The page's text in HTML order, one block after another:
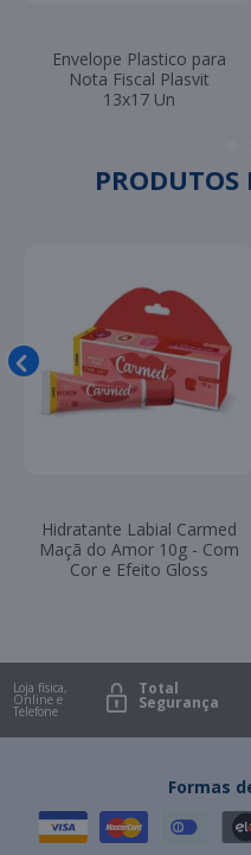
Envelope Plastico para
Nota Fiscal Plasvit
13x17 Un
PRODUTOS
Hidratante Labial Carmed
Maçã do Amor 10g - Com
Cor e Efeito Gloss
Loja física,
Online e
Telefone
Total
Segurança
Formas